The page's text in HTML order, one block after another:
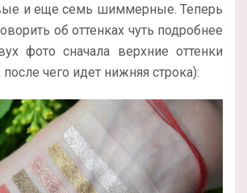
и еще семь шиммерные. Теперь
об оттенках чуть подробнее
фото сначала верхние оттенки
чего идет нижняя строка):